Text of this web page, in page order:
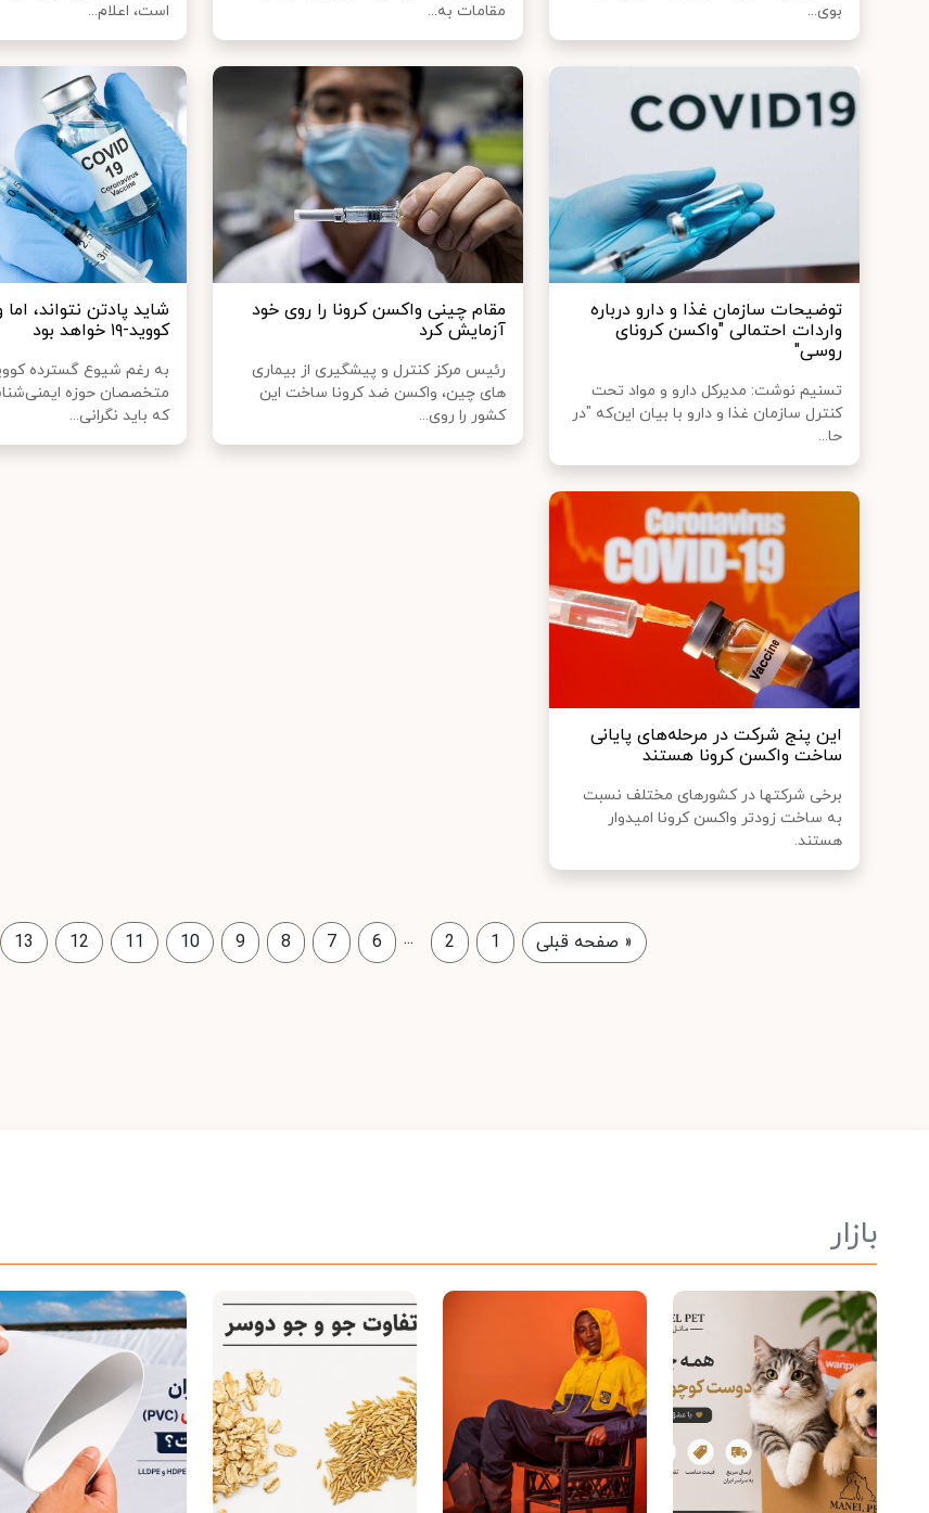
بوی...
مقامات به...
است، اعلام...
توضیحات سازمان غذا و دارو درباره
واردات احتمالی "واکسن کرونای
روسی"
تسنیم نوشت: مدیرکل دارو و مواد تحت
کنترل سازمان غذا و دارو با بیان این‌که "در
حا...
مقام چینی واکسن کرونا را روی خود
آزمایش کرد
رئیس مرکز کنترل و پیشگیری از بیماری
های چین، واکسن ضد کرونا ساخت این
کشور را روی...
شاید پادتن نتواند،
کووید-۱۹ خواهد بود
متخصصان حوزه
که باید نگرانی...
این پنج شرکت در مرحله‌های پایانی
ساخت واکسن کرونا هستند
برخی شرکت‎ها در کشورهای مختلف نسبت
به ساخت زودتر واکسن کرونا امیدوار
هستند.
« صفحه قبلی 1
2
...
6
7
8
9
10
11
12
13
بازار